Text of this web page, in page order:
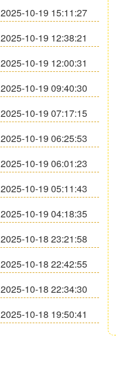
2025-10-19 15:11:27
2025-10-19 12:38:21
2025-10-19 12:00:31
2025-10-19 09:40:30
2025-10-19 07:17:15
2025-10-19 06:25:53
2025-10-19 06:01:23
2025-10-19 05:11:43
2025-10-19 04:18:35
2025-10-18 23:21:58
2025-10-18 22:42:55
2025-10-18 22:34:30
2025-10-18 19:50:41